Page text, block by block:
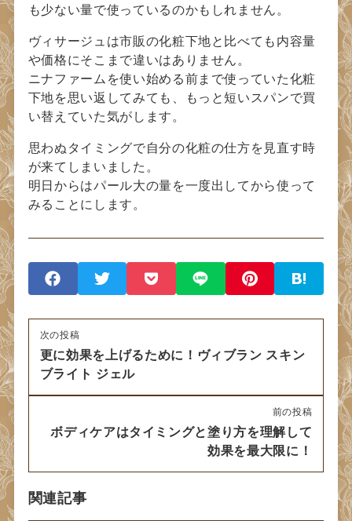
も少ない量で使っているのかもしれません。
ヴィサージュは市販の化粧下地と比べても内容量
や価格にそこまで違いはありません。
ニナファームを使い始める前まで使っていた化粧
下地を思い返してみても、もっと短いスパンで買
い替えていた気がします。
思わぬタイミングで自分の化粧の仕方を見直す時
が来てしまいました。
明日からはパール大の量を一度出してから使って
みることにします。
次の投稿
更に効果を上げるために！ヴィブラン スキン
ブライト ジェル
前の投稿
ボディケアはタイミングと塗り方を理解して
効果を最大限に！
関連記事